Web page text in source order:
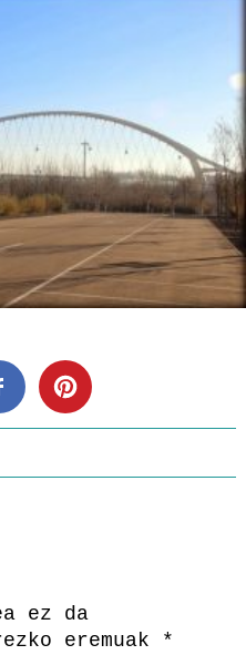
ez da
eremuak
*